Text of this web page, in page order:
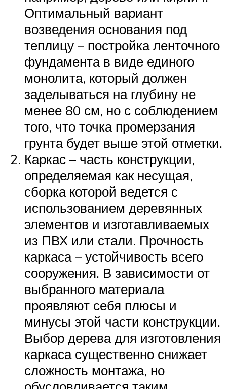
Оптимальный вариант
возведения основания под
теплицу – постройка ленточного
фундамента в виде единого
монолита, который должен
заделываться на глубину не
менее 80 см, но с соблюдением
того, что точка промерзания
грунта будет выше этой отметки.
Каркас – часть конструкции,
определяемая как несущая,
сборка которой ведется с
использованием деревянных
элементов и изготавливаемых
из ПВХ или стали. Прочность
каркаса – устойчивость всего
сооружения. В зависимости от
выбранного материала
проявляют себя плюсы и
минусы этой части конструкции.
Выбор дерева для изготовления
каркаса существенно снижает
сложность монтажа, но